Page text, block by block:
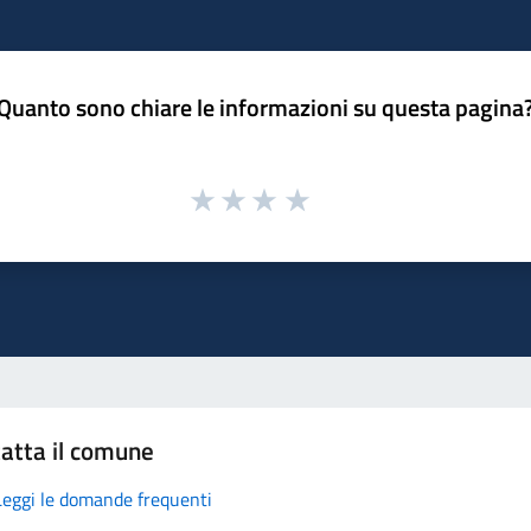
sono chiare le informazioni su questa
il comune
le domande frequenti